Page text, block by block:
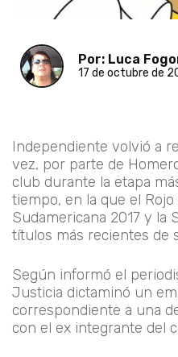
Por: Luca
17 de octubre de
Independiente volvió a
vez, por parte de
club durante la etapa
tiempo, en la que el
Sudamericana 2017 y la
títulos más recientes de
Según informó el
Justicia dictaminó un
correspondiente a una
con el ex integrante del